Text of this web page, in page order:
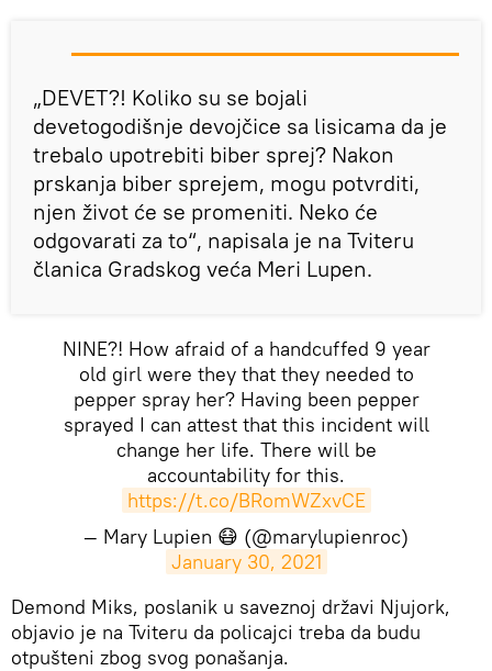
„DEVET?! Koliko su se bojali
devetogodišnje devojčice sa lisicama da je
trebalo upotrebiti biber sprej? Nakon
prskanja biber sprejem, mogu potvrditi,
njen život će se promeniti. Neko će
odgovarati za to“, napisala je na Tviteru
članica Gradskog veća Meri Lupen.
NINE?! How afraid of a handcuffed 9 year
old girl were they that they needed to
pepper spray her? Having been pepper
sprayed I can attest that this incident will
change her life. There will be
accountability for this.
https://t.co/BRomWZxvCE
— Mary Lupien 😷 (@marylupienroc)
January 30, 2021
Demond Miks, poslanik u saveznoj državi Njujork,
objavio je na Tviteru da policajci treba da budu
otpušteni zbog svog ponašanja.